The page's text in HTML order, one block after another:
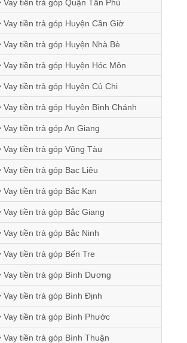
Vay tiền trả góp Quận Tân Phú
Vay tiền trả góp Huyện Cần Giờ
Vay tiền trả góp Huyện Nhà Bè
Vay tiền trả góp Huyện Hóc Môn
Vay tiền trả góp Huyện Củ Chi
Vay tiền trả góp Huyện Bình Chánh
Vay tiền trả góp An Giang
Vay tiền trả góp Vũng Tàu
Vay tiền trả góp Bạc Liêu
Vay tiền trả góp Bắc Kạn
Vay tiền trả góp Bắc Giang
Vay tiền trả góp Bắc Ninh
Vay tiền trả góp Bến Tre
Vay tiền trả góp Bình Dương
Vay tiền trả góp Bình Định
Vay tiền trả góp Bình Phước
Vay tiền trả góp Bình Thuận